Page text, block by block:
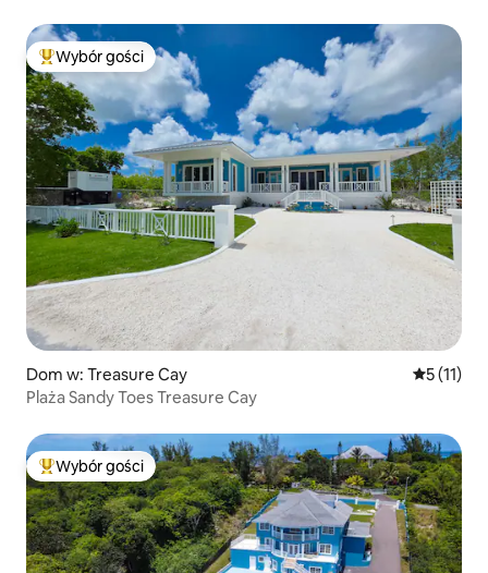
Najpopularniejsze z kategorii Wybór gości
Wybór gości
Dom w: Treasure Cay Średnia
5 (11)
Plaża Sandy Toes Treasure Cay
Najpopularniejsze z kategorii Wybór gości
Wybór gości